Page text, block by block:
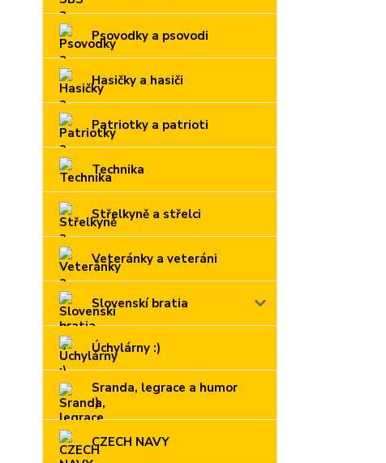
Psovodky a psovodi
Hasičky a hasiči
Patriotky a patrioti
Technika
Střelkyně a střelci
Veteránky a veteráni
Slovenskí bratia
Úchylárny :)
Sranda, legrace a humor
:)
CZECH NAVY